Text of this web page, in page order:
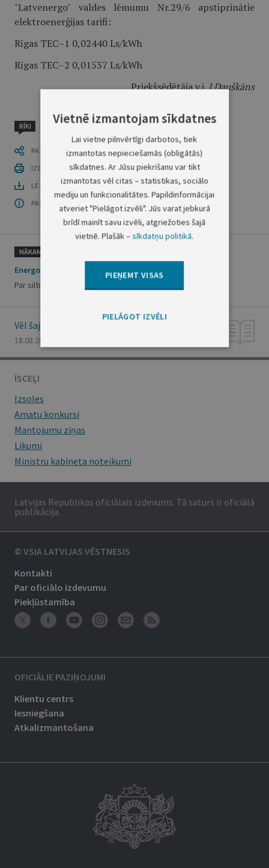
"Latvenergo" valdes lēmumu Nr.29/6 apstiprinātie
elektroenerģijas tarifi:
Rīgas TEC–1 0,02440 Ls/kWh
Rīgas TEC–2 0,01537 Ls/kWh
Priekšsēdētāja v.i.J.Dauškāns
RĪKI
PASTĀSTI CITIEM
IZDRUKĀT PUBLIKĀCIJU
LEJUPLĀDĒT LAIDIENU (PDF)
PAR OFICIĀLO IZDEVUMU
NĀKAMAIS
Energoapgādes regulēšanas padomes rīkojums Nr.115
Par siltumenerģijas tarifu apstiprināšanu a/s "Komēta"
Vēl šajā numurā
18.08.2000., Nr. 292/295
ĪSCEĻI
Izsoles
Amatu konkursi
Mantojumu ziņas
Likumi
Ministru kabineta noteikumi
Latvijas Republikas oficiālais izdevums. Tā saturs ir oficiālā
publikācija.
© VSIA LATVIJAS VĒSTNESIS
Kontakti
Par oficiālo izdevumu
Piekļūstamība
OFICIĀLIE PAZIŅOJUMI
Klientu centrs
Iesniegšana
Atkalizmantošana
Vietnē izmantojam sīkdatnes
Lai vietne pilnvērtīgi darbotos, tiek
izmantotas nepieciešamās (obligātās)
sīkdatnes. Ar Jūsu piekrišanu var tikt
izmantotas vēl citas – statistikas, sociālo
mediju un funkcionalitātes. Papildinformācijai
atveriet "Pielāgot izvēli". Jūs varat jebkurā
brīdī mainīt savu izvēli, atgriežoties šajā
vietnē. Plašāk –sīkdatņu politikā.
PIEŅEMT VISAS
PIELĀGOT IZVĒLI